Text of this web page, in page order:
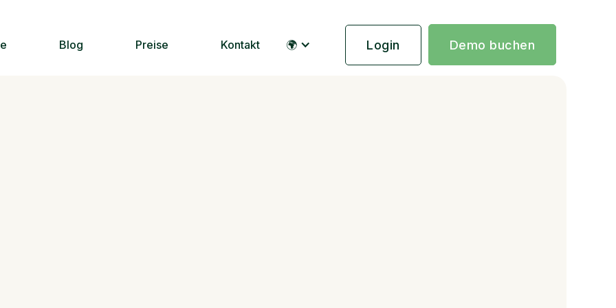
Blog Preise Kontakt 🌍 Login Demo buchen